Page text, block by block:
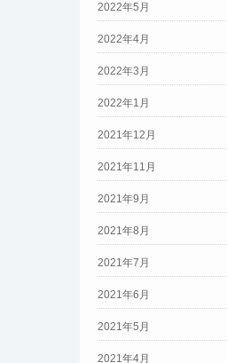
2022年5月
2022年4月
2022年3月
2022年1月
2021年12月
2021年11月
2021年9月
2021年8月
2021年7月
2021年6月
2021年5月
2021年4月